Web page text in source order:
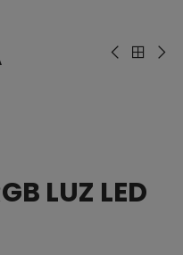
LUZ LED